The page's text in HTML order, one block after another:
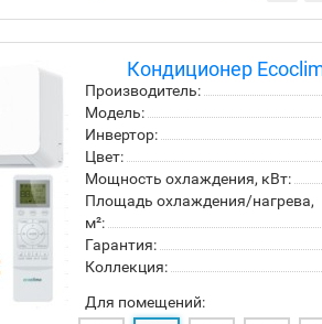
Кондиционер
Производитель:
Модель:
Инвертор:
Цвет:
Мощность охлаждения, кВт:
Площадь охлаждения/нагрева,
м²:
Гарантия:
Коллекция:
Для помещений: